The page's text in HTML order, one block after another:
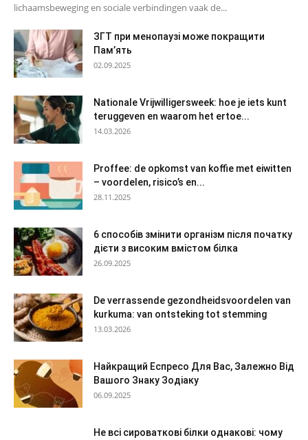
lichaamsbeweging en sociale verbindingen vaak de...
ЗГТ при менопаузі може покращити
Пам’ять
02.09.2025
Nationale Vrijwilligersweek: hoe je iets kunt
teruggeven en waarom het ertoe...
14.03.2026
Proffee: de opkomst van koffie met eiwitten
– voordelen, risico’s en...
28.11.2025
6 способів змінити організм після початку
дієти з високим вмістом білка
26.09.2025
De verrassende gezondheidsvoordelen van
kurkuma: van ontsteking tot stemming
13.03.2026
Найкращий Еспресо Для Вас, Залежно Від
Вашого Знаку Зодіаку
06.09.2025
Не всі сироваткові білки однакові: чому